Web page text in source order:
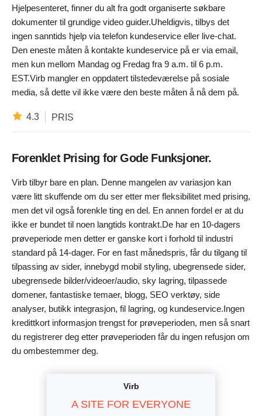
Hjelpesenteret, finner du alt fra godt organiserte søkbare
dokumenter til grundige video guider.Uheldigvis, tilbys det
ingen sanntids hjelp via telefon kundeservice eller live-chat.
Den eneste måten å kontakte kundeservice på er via email,
men kun mellom Mandag og Fredag fra 9 a.m. til 6 p.m.
EST.Virb mangler en oppdatert tilstedeværelse på sosiale
media, så dette vil ikke være den beste måten å nå dem på.
4.3 PRIS
Forenklet Prising for Gode Funksjoner.
Virb tilbyr bare en plan. Denne mangelen av variasjon kan
være litt skuffende om du ser etter mer fleksibilitet med prising,
men det vil også forenkle ting en del. En annen fordel er at du
ikke er bundet til noen langtids kontrakt.De har en 10-dagers
prøveperiode men detter er ganske kort i forhold til industri
standard på 14-dager. For en fast månedspris, får du tilgang til
tilpassing av sider, innebygd mobil styling, ubegrensede sider,
ubegrensede bilder/videoer/audio, sky lagring, tilpassede
domener, fantastiske temaer, blogg, SEO verktøy, side
analyser, butikk integrasjon, fil lagring, og kundeservice.Ingen
kredittkort informasjon trengst for prøveperioden, men så snart
du registrerer deg etter prøveperioden får du ingen refusjon om
du ombestemmer deg.
Virb
A SITE FOR EVERYONE